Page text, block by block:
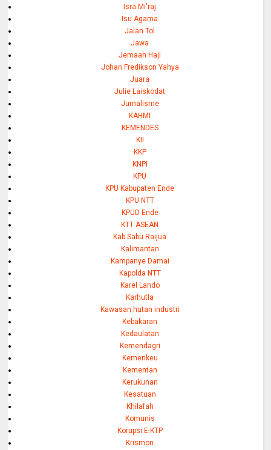
Isra Mi'raj
Isu Agama
Jalan Tol
Jawa
Jemaah Haji
Johan Fredikson Yahya
Juara
Julie Laiskodat
Jurnalisme
KAHMI
KEMENDES
KII
KKP
KNPI
KPU
KPU Kabupaten Ende
KPU NTT
KPUD Ende
KTT ASEAN
Kab Sabu Raijua
Kalimantan
Kampanye Damai
Kapolda NTT
Karel Lando
Karhutla
Kawasan hutan industri
Kebakaran
Kedaulatan
Kemendagri
Kemenkeu
Kementan
Kerukunan
Kesatuan
Khilafah
Komunis
Korupsi E-KTP
Krismon